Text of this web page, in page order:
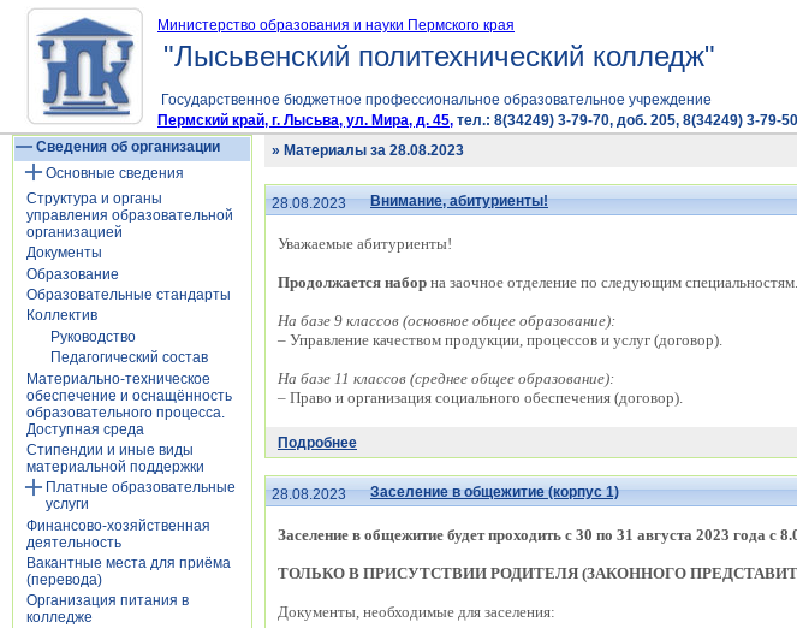
Министерство образования и науки Пермского края
"Лысьвенский политехнический колледж"
Государственное бюджетное профессиональное образовательное учреждение
Пермский край, г. Лысьва, ул. Мира, д. 45, тел.: 8(34249) 3-79-70, доб. 205, 8(34249) 3-79-
Сведения об организации
Основные сведения
Структура и органы
управления образовательной
организацией
Документы
Образование
Образовательные стандарты
Коллектив
Руководство
Педагогический состав
Материально-техническое
обеспечение и оснащённость
образовательного процесса.
Доступная среда
Стипендии и иные виды
материальной поддержки
Платные образовательные
услуги
Финансово-хозяйственная
деятельность
Вакантные места для приёма
(перевода)
Организация питания в
колледже
» Материалы за 28.08.2023
28.08.2023 Внимание, абитуриенты!
Уважаемые абитуриенты!
Продолжается набор на заочное отделение по следующим специальностям.
На базе 9 классов (основное общее образование):
– Управление качеством продукции, процессов и услуг (договор).
На базе 11 классов (среднее общее образование):
– Право и организация социального обеспечения (договор).
Подробнее
28.08.2023 Заселение в общежитие (корпус 1)
Заселение в общежитие будет проходить с 30 по 31 августа 2023 года с
ТОЛЬКО В ПРИСУТСТВИИ РОДИТЕЛЯ (ЗАКОННОГО
Документы, необходимые для заселения: